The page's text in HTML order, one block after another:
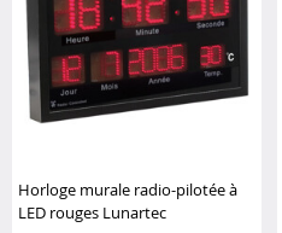
Horloge murale radio-pilotée à
LED rouges Lunartec